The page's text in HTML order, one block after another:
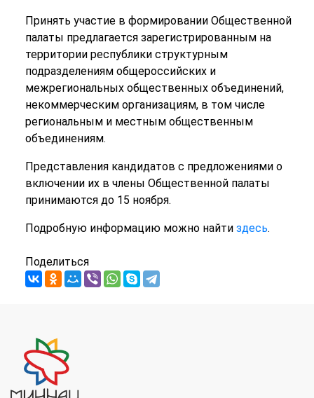
Принять участие в формировании Общественной
палаты предлагается зарегистрированным на
территории республики структурным
подразделениям общероссийских и
межрегиональных общественных объединений,
некоммерческим организациям, в том числе
региональным и местным общественным
объединениям.
Представления кандидатов с предложениями о
включении их в члены Общественной палаты
принимаются до 15 ноября.
Подробную информацию можно найтиздесь.
Поделиться